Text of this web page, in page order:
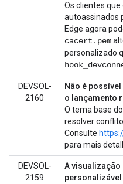
Os clientes
autoassinados
Edge agora
cacert.pem
personalizado
DEVSOL-
2160
Não é
o lançamento
O tema base
resolver
Consulte
para mais
DEVSOL-
2159
A
personalizável